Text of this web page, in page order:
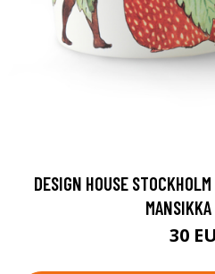
DESIGN HOUSE
30